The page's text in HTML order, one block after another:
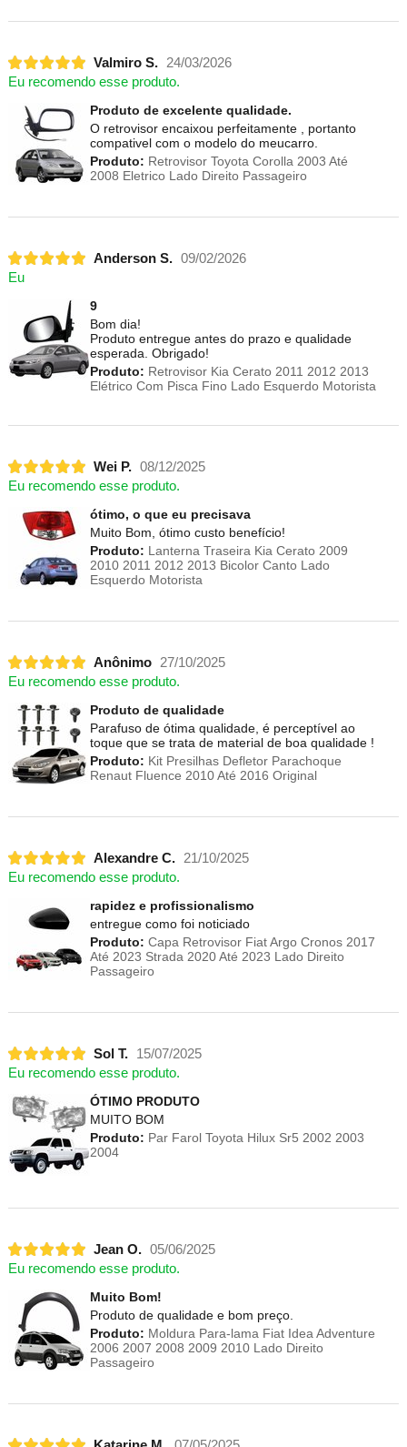
Valmiro S.
24/03/2026
Eu recomendo esse produto.
Produto de excelente qualidade.
O retrovisor encaixou perfeitamente , portanto
compativel com o modelo do meucarro.
Produto: Retrovisor Toyota Corolla 2003 Até
2008 Eletrico Lado Direito Passageiro
Anderson S. 09/02/2026
Eu
9
Bom dia!
Produto entregue antes do prazo e qualidade
esperada. Obrigado!
Produto: Retrovisor Kia Cerato 2011 2012 2013
Elétrico Com Pisca Fino Lado Esquerdo Motorista
Wei P. 08/12/2025
Eu recomendo esse produto.
ótimo, o que eu precisava
Muito Bom, ótimo custo benefício!
Produto: Lanterna Traseira Kia Cerato 2009
2010 2011 2012 2013 Bicolor Canto Lado
Esquerdo Motorista
Anônimo
27/10/2025
Eu recomendo esse produto.
Produto de qualidade
Parafuso de ótima qualidade, é perceptível ao
toque que se trata de material de boa qualidade !
Produto: Kit Presilhas Defletor Parachoque
Renaut Fluence 2010 Até 2016 Original
Alexandre C.
21/10/2025
Eu recomendo esse produto.
rapidez e profissionalismo
entregue como foi noticiado
Produto: Capa Retrovisor Fiat Argo Cronos 2017
Até 2023 Strada 2020 Até 2023 Lado Direito
Passageiro
Sol T.
15/07/2025
Eu recomendo esse produto.
ÓTIMO PRODUTO
MUITO BOM
Produto: Par Farol Toyota Hilux Sr5 2002 2003
2004
Jean O. 05/06/2025
Eu recomendo esse produto.
Muito Bom!
Produto de qualidade e bom preço.
Produto: Moldura Para-lama Fiat Idea Adventure
2006 2007 2008 2009 2010 Lado Direito
Passageiro